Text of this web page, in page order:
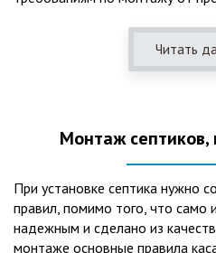
представления о требованиях
монтаж может привезти не
вод – самый эффективный
оборудования вода может
нужд и полива огорода, а
стать эффективным
Читать
Монтаж септиков,
При установке септика нужно
правил, помимо того, что само
надежным и сделано из
монтаже основные правила